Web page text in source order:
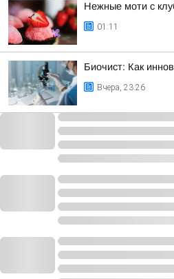
Нежные моти с
01:11
Биочист: Как
Вчера, 23:26